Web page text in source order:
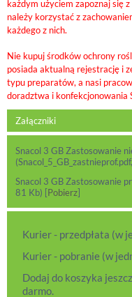
każdym użyciem zapoznaj się
należy korzystać z
każdego z nich.
Nie kupuj środków ochrony
posiada aktualną rejestrację i
typu preparatów, a nasi
doradztwa i konfekcjonowania
Załączniki
Snacol 3 GB Zastosowanie
Snacol 3 GB Zastosowanie
81 Kb) [Pobierz]
Kurier - przedpłata (w
Kurier - pobranie (w
Dodaj do koszyka
darmo.